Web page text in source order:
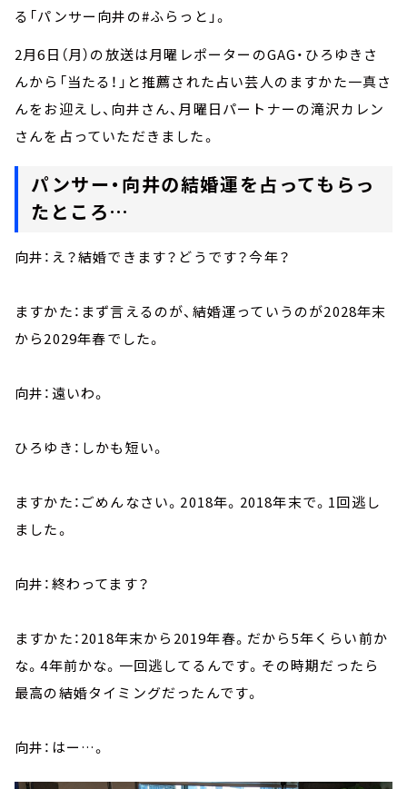
る「パンサー向井の#ふらっと」。
2月6日（月）の放送は月曜レポーターのGAG・ひろゆきさ
んから「当たる！」と推薦された占い芸人のますかた一真さ
んをお迎えし、向井さん、月曜日パートナーの滝沢カレン
さんを占っていただきました。
パンサー・向井の結婚運を占ってもらっ
たところ…
向井：え？結婚できます？どうです？今年？
ますかた：まず言えるのが、結婚運っていうのが2028年末
から2029年春でした。
向井：遠いわ。
ひろゆき：しかも短い。
ますかた：ごめんなさい。2018年。2018年末で。1回逃し
ました。
向井：終わってます？
ますかた：2018年末から2019年春。だから5年くらい前か
な。4年前かな。一回逃してるんです。その時期だったら
最高の結婚タイミングだったんです。
向井：はー…。